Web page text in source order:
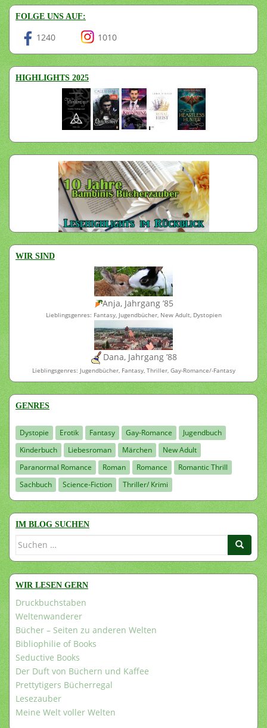
FOLGE UNS AUF:
1240 1010
HIGHLIGHTS 2025
WIR SIND
Anja, Jahrgang ’85
Lieblingsgenres: Fantasy, Jugendbücher, New Adult, Dystopien
Dana, Jahrgang ’88
Lieblingsgenres: Jugendbücher, Fantasy, Thriller, Gay-Romance/-Fantasy
GENRES
Dystopie Erotik Fantasy Gay-Romance
Jugendbuch
Kinderbuch
Liebesroman Märchen
New Adult
Paranormal Romance
Roman Romance
Romantic Thrill
Sachbuch
Science-Fiction Thriller/ Krimi
IM BLOG SUCHEN
Suchen
WIR LESEN GERN
Druckbuchstaben
Weltenwanderer
Bücher – Seiten zu anderen Welten
Bibliophilie of Books
Seductive Books
Der Duft von Büchern und Kaffee
Prettytigers Bücherregal
Lesezauber
Meine Welt voller Welten